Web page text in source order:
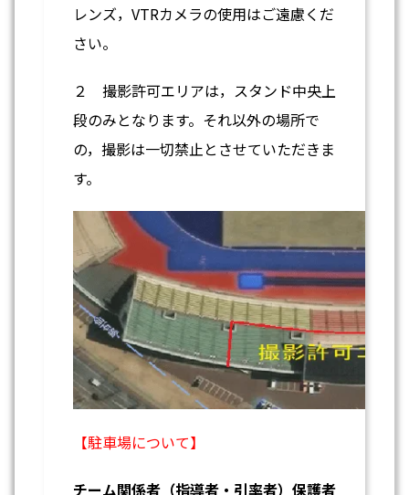
レンズ，VTRカメラの使用はご遠慮くだ
さい。
２ 撮影許可エリアは，スタンド中央上
段のみとなります。それ以外の場所で
の，撮影は一切禁止とさせていただきま
す。
【駐車場について】
チーム関係者（指導者・引率者）保護者